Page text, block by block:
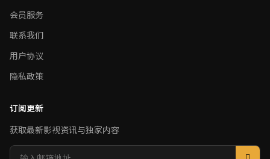
会员服务
联系我们
用户协议
隐私政策
订阅更新
获取最新影视资讯与独家内容